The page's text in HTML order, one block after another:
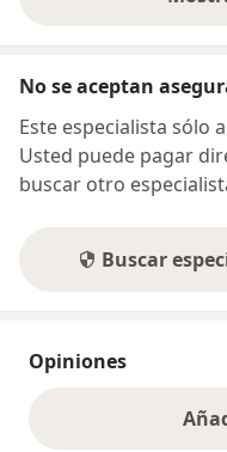
No se aceptan
Este especialista sólo
Usted puede pagar
buscar otro
Buscar
Opiniones